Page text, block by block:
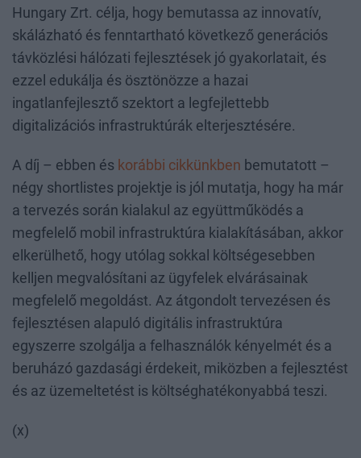
Hungary Zrt. célja, hogy bemutassa az innovatív,
skálázható és fenntartható következő generációs
távközlési hálózati fejlesztések jó gyakorlatait, és
ezzel edukálja és ösztönözze a hazai
ingatlanfejlesztő szektort a legfejlettebb
digitalizációs infrastruktúrák elterjesztésére.
A díj – ebben és korábbi cikkünkben bemutatott –
négy shortlistes projektje is jól mutatja, hogy ha már
a tervezés során kialakul az együttműködés a
megfelelő mobil infrastruktúra kialakításában, akkor
elkerülhető, hogy utólag sokkal költségesebben
kelljen megvalósítani az ügyfelek elvárásainak
megfelelő megoldást. Az átgondolt tervezésen és
fejlesztésen alapuló digitális infrastruktúra
egyszerre szolgálja a felhasználók kényelmét és a
beruházó gazdasági érdekeit, miközben a fejlesztést
és az üzemeltetést is költséghatékonyabbá teszi.
(x)